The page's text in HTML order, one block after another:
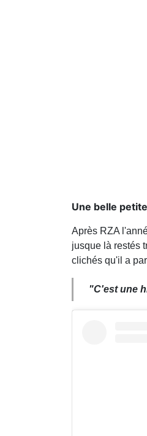
Une belle
Après RZA
jusque là restés
clichés qu'il a
"C'est une